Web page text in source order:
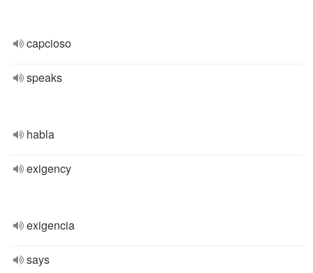
capcioso
speaks
habla
exigency
exigencia
says